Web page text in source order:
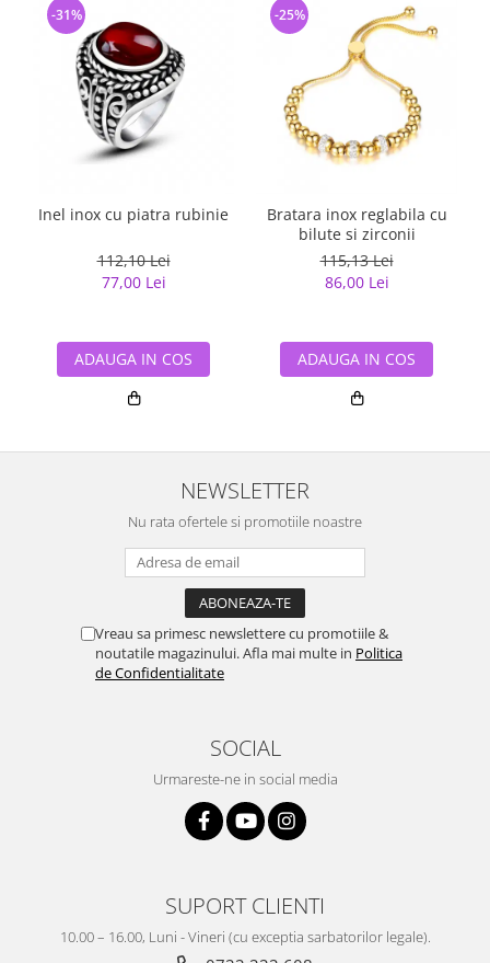
Inel inox cu piatra rubinie
112,10 Lei
77,00 Lei
-31%
ADAUGA IN COS
Bratara inox reglabila cu
bilute si zirconii
115,13 Lei
86,00 Lei
-25%
ADAUGA IN COS
NEWSLETTER
Nu rata ofertele si promotiile noastre
Vreau sa primesc newslettere cu promotiile &
noutatile magazinului. Afla mai multe in Politica
de Confidentialitate
SOCIAL
Urmareste-ne in social media
SUPORT CLIENTI
10.00 – 16.00, Luni - Vineri (cu exceptia sarbatorilor legale).